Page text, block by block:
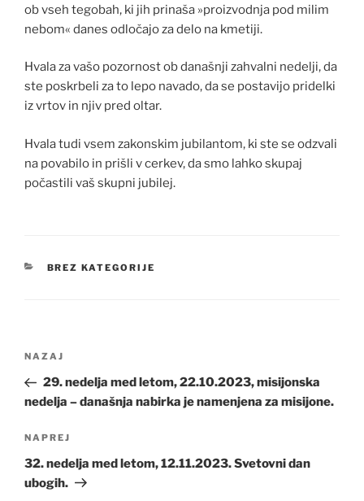
ob vseh tegobah, ki jih prinaša »proizvodnja pod milim
nebom« danes odločajo za delo na kmetiji.
Hvala za vašo pozornost ob današnji zahvalni nedelji, da
ste poskrbeli za to lepo navado, da se postavijo pridelki
iz vrtov in njiv pred oltar.
Hvala tudi vsem zakonskim jubilantom, ki ste se odzvali
na povabilo in prišli v cerkev, da smo lahko skupaj
počastili vaš skupni jubilej.
KATEGORIJE
BREZ KATEGORIJE
Prejšnji
prispevek
NAZAJ
29. nedelja med letom, 22.10.2023, misijonska
nedelja – današnja nabirka je namenjena za misijone.
Naslednji
prispevek
NAPREJ
32. nedelja med letom, 12.11.2023. Svetovni dan
ubogih.